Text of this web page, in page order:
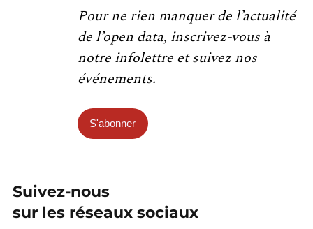
Pour ne rien manquer de l’actualité
de l’open data, inscrivez-vous à
notre infolettre et suivez nos
événements.
S'abonner
Suivez-nous
sur les réseaux sociaux